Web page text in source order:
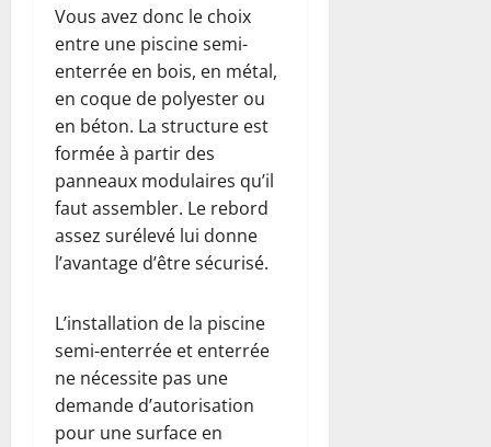
Vous avez donc le choix
entre une piscine semi-
enterrée en bois, en métal,
en coque de polyester ou
en béton. La structure est
formée à partir des
panneaux modulaires qu’il
faut assembler. Le rebord
assez surélevé lui donne
l’avantage d’être sécurisé.
L’installation de la piscine
semi-enterrée et enterrée
ne nécessite pas une
demande d’autorisation
pour une surface en